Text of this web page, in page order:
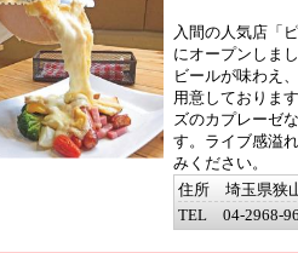
入間の人気店「
にオープンしま
ビールが味わえ
用意しておりま
ズのカプレーゼ
す。ライブ感溢
みください。
住所 埼玉県狭
TEL 04-2968-